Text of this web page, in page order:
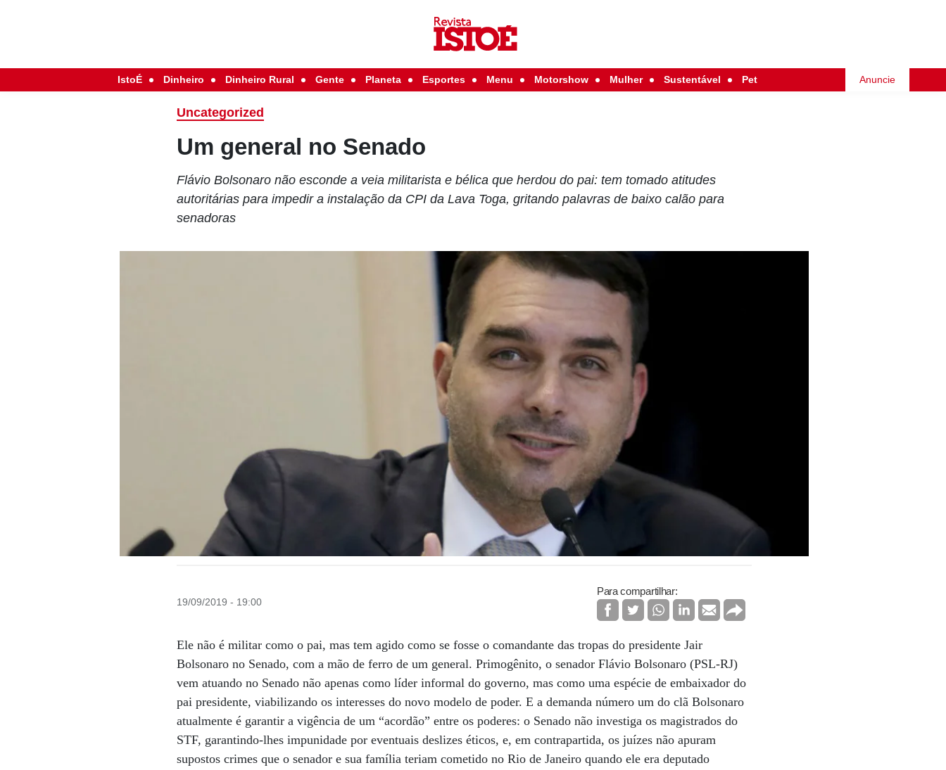
IstoÉ Dinheiro Dinheiro Rural Gente Planeta Esportes Menu Motorshow Mulher Sustentável Pet Anuncie
Uncategorized
Um general no Senado
Flávio Bolsonaro não esconde a veia militarista e bélica que herdou do pai: tem tomado atitudes
autoritárias para impedir a instalação da CPI da Lava Toga, gritando palavras de baixo calão para
senadoras
19/09/2019 - 19:00
Para compartilhar:
Ele não é militar como o pai, mas tem agido como se fosse o comandante das tropas do presidente Jair
Bolsonaro no Senado, com a mão de ferro de um general. Primogênito, o senador Flávio Bolsonaro (PSL-RJ)
vem atuando no Senado não apenas como líder informal do governo, mas como uma espécie de embaixador do
pai presidente, viabilizando os interesses do novo modelo de poder. E a demanda número um do clã Bolsonaro
atualmente é garantir a vigência de um “acordão” entre os poderes: o Senado não investiga os magistrados do
STF, garantindo-lhes impunidade por eventuais deslizes éticos, e, em contrapartida, os juízes não apuram
supostos crimes que o senador e sua família teriam cometido no Rio de Janeiro quando ele era deputado